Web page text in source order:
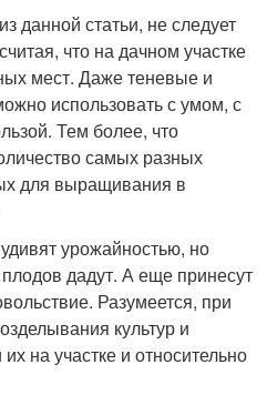
данной статьи, не следует
что на дачном участке
мест. Даже теневые и
использовать с умом, с
Тем более, что
самых разных
для выращивания в
урожайностью, но
дадут. А еще принесут
Разумеется, при
культур и
на участке и относительно